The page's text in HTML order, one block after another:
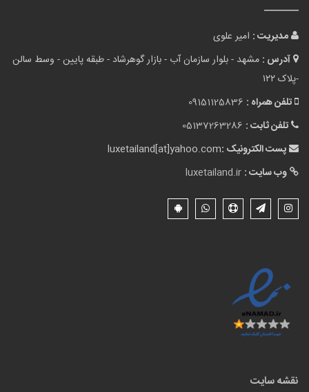
مدیریت : امیر علوی
آدرس : مشهد - بلوار سازمان آب - بازار گوهرشاد - طبقه پایین - وسط سالن
-پلاک ۱۲۲
تلفن همراه : 09151125836
تلفن ثابت : 05137263286
پست الکترونیک :luxetailand[at]yahoo.com
وب سایت : luxetailand.ir
نقشه سایت